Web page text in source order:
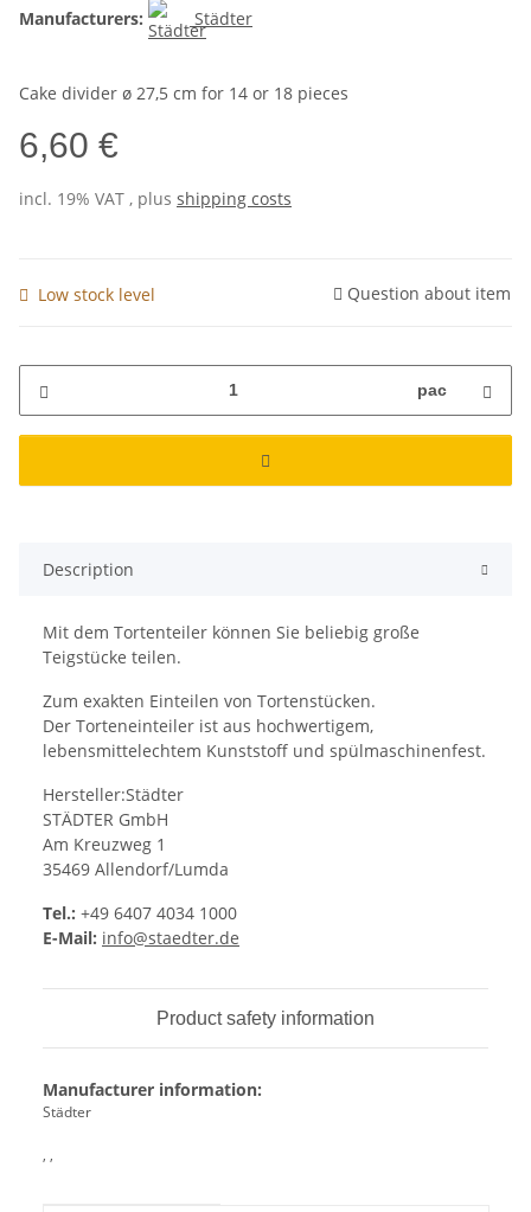
Manufacturers:
Städter
Cake divider ø 27,5 cm for 14 or 18 pieces
6,60 €
incl. 19% VAT , plus shipping costs
Low stock level Question about item
pac
Description
Mit dem Tortenteiler können Sie beliebig große
Teigstücke teilen.
Zum exakten Einteilen von Tortenstücken.
Der Torteneinteiler ist aus hochwertigem,
lebensmittelechtem Kunststoff und spülmaschinenfest.
Hersteller:Städter
STÄDTER GmbH
Am Kreuzweg 1
35469 Allendorf/Lumda
Tel.: +49 6407 4034 1000
E-Mail: info@staedter.de
Product safety information
Manufacturer information:
Städter
, ,